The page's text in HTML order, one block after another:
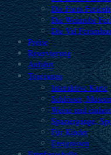
Die Farm
Die Weinrebe
Die Val
Preise
Reservierung
Anfahrt
Tourismus
Interaktive Karte
Schlösser,
Weine und
Spaziergänge,
Für Kinder
Ereignissen